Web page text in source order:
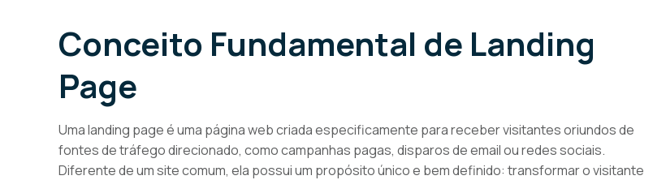
Conceito Fundamental de Landing
Page
Uma landing page é uma página web criada especificamente para receber visitantes oriundos de
fontes de tráfego direcionado, como campanhas pagas, disparos de email ou redes sociais.
Diferente de um site comum, ela possui um propósito único e bem definido: transformar o visitante